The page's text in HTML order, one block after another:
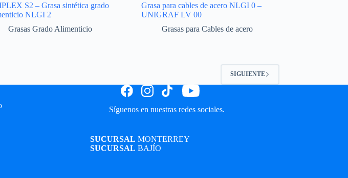
S2 – Grasa sintética grado
NLGI 2
Grasas Grado Alimenticio
Grasa para cables de acero NLGI 0 –
UNIGRAF LV 00
Grasas para Cables de acero
SIGUIENTE
Síguenos en nuestras redes sociales.
SUCURSAL MONTERREY
SUCURSAL BAJÍO